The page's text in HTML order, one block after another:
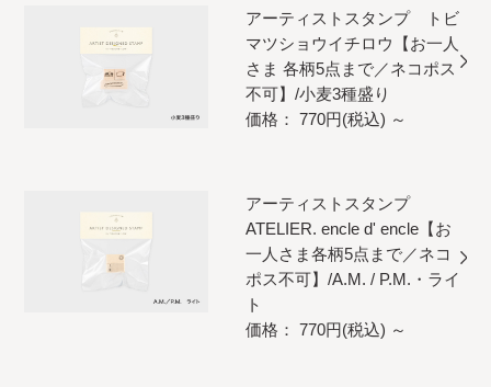
アーティストスタンプ トビ
マツショウイチロウ【お一人
さま 各柄5点まで／ネコポス
不可】/小麦3種盛り
価格： 770円(税込) ～
アーティストスタンプ
ATELIER. encle d' encle【お
一人さま各柄5点まで／ネコ
ポス不可】/A.M. / P.M.・ライ
ト
価格： 770円(税込) ～